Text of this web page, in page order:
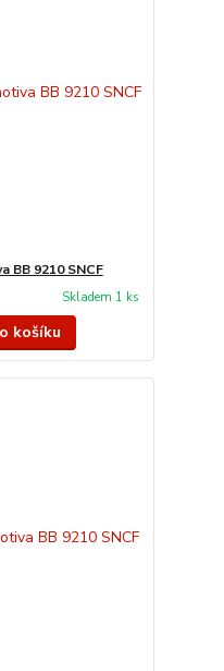
BB 9210 SNCF
Skladem 1 ks
košíku